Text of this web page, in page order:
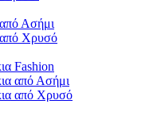
Ασήμι
από Χρυσό
Fashion
από Ασήμι
από Χρυσό